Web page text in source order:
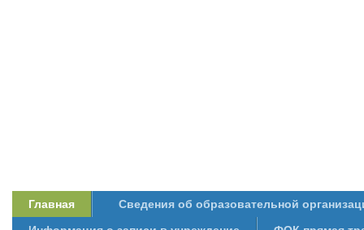
Главная
Сведения об образовательной